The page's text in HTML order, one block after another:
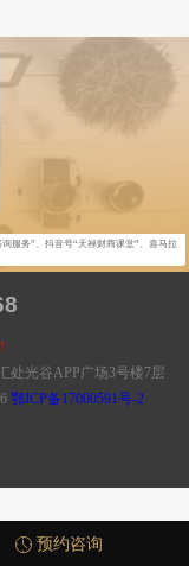
服务”、抖音号“天禄财商课堂”、喜马拉
处光谷APP广场3号楼7层
鄂ICP备17000591号-2
预约咨询